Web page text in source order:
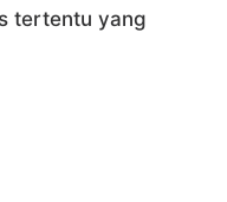
tertentu yang